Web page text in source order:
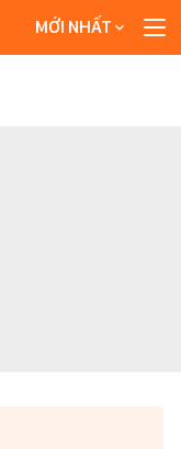
MỚI NHẤT